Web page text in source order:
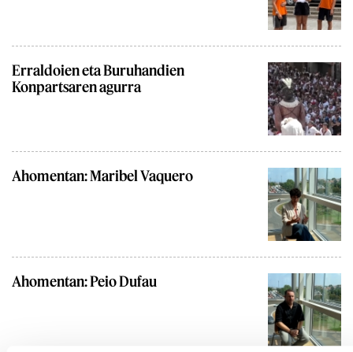
Erraldoien eta Buruhandien
Konpartsaren agurra
Ahomentan: Maribel Vaquero
Ahomentan: Peio Dufau